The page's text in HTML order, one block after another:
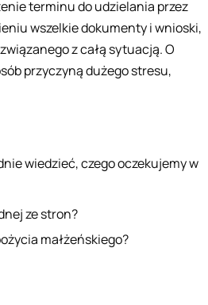
terminu do udzielania przez
wszelkie dokumenty i wnioski,
z całą sytuacją. O
przyczyną dużego stresu,
wiedzieć, czego oczekujemy w
ze stron?
małżeńskiego?